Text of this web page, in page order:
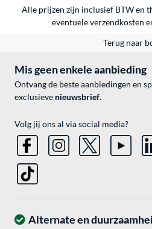
Alle prijzen zijn inclusief BTW en
eventueleverzendkosten
Terug naar
Mis geen enkele aanbieding
Ontvang de beste aanbiedingen en
exclusieve nieuwsbrief.
Volg jij ons al via social media?
Alternate en